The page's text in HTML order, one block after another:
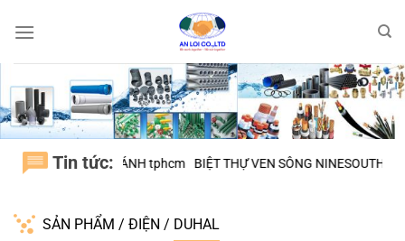
qua
Tin tức:
SƠN, H.BÌNH CHÁNH tphcm BIỆT THỰ VEN SÔNG NINESOUTH –
SẢN PHẨM / ĐIỆN / DUHAL